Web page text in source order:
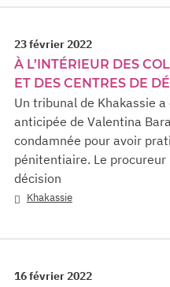
23 février 2022
À L’INTÉRIEUR DES
ET DES CENTRES DE
Un tribunal de Khakassie
anticipée de Valentina
condamnée pour avoir
pénitentiaire. Le
décision
Khakassie
16 février 2022